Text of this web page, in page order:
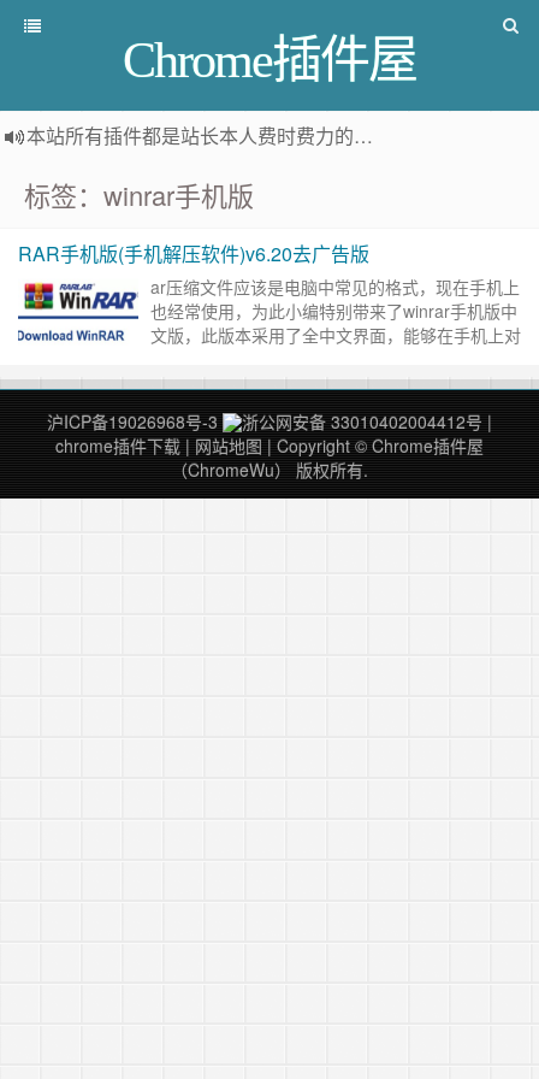
Chrome插件屋
本站所有插件都是站长本人费时费力的人工筛选推荐
标签：winrar手机版
RAR手机版(手机解压软件)v6.20去广告版
ar压缩文件应该是电脑中常见的格式，现在手机上
也经常使用，为此小编特别带来了winrar手机版中
文版，此版本采用了全中文界面，能够在手机上对
rar、zip等格……继续阅读 »
沪ICP备19026968号-3
浙公网安备 33010402004412号 |
chrome插件下载 | 网站地图 | Copyright © Chrome插件屋
（ChromeWu） 版权所有.